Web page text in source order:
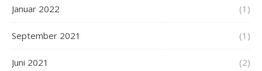
Januar 2022 (1)
September 2021 (1)
Juni 2021 (2)